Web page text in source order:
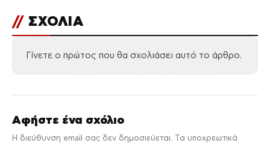
// ΣΧΟΛΙΑ
Γίνετε ο πρώτος που θα σχολιάσει αυτό το άρθρο.
Αφήστε ένα σχόλιο
Η διεύθυνση email σας δεν δημοσιεύεται. Τα υποχρεωτικά